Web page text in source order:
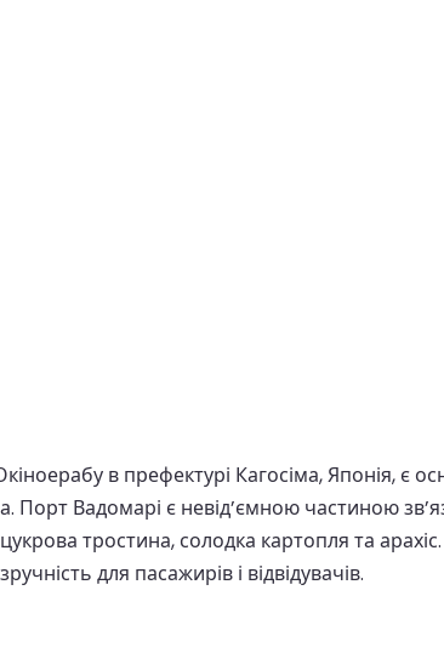
в префектурі Кагосіма, Японія,
Вадомарі є невід’ємною частиною
тростина, солодка картопля та
для пасажирів і відвідувачів.